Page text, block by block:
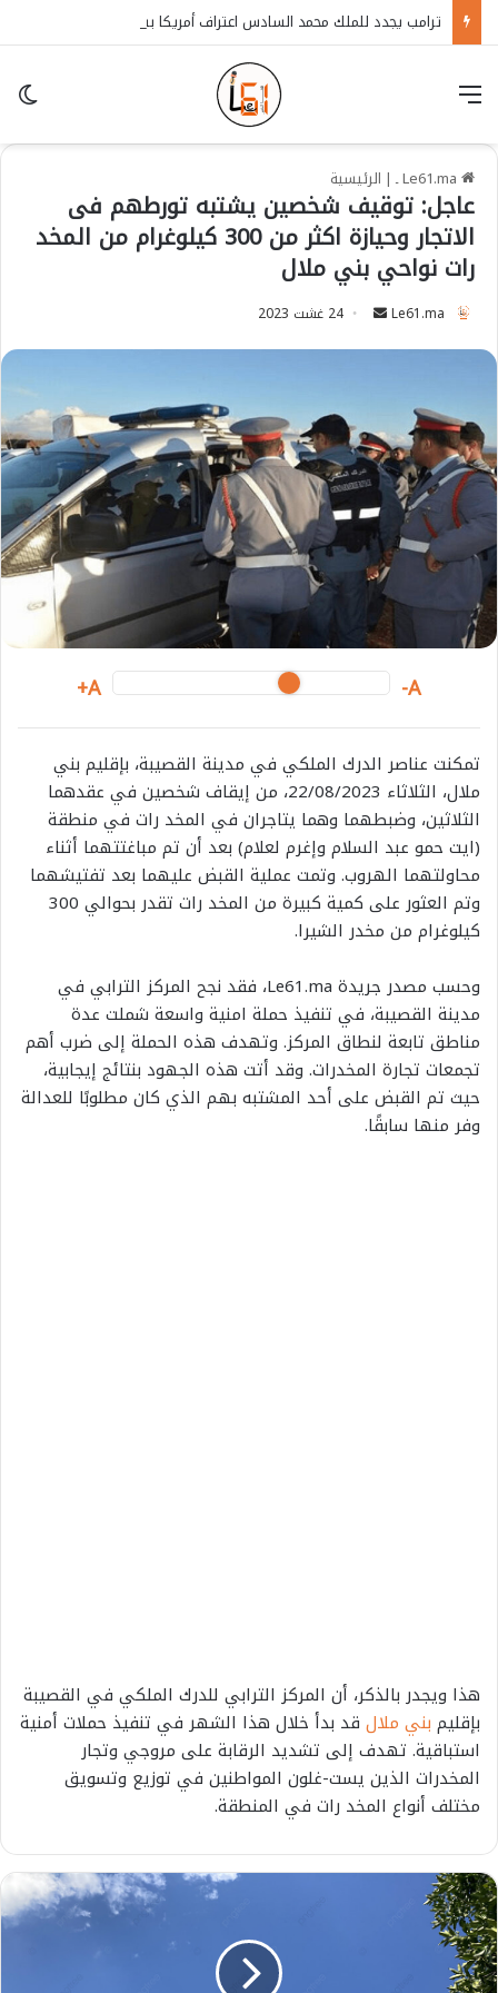
| الرئيسية
عاجل: توقيف شخصين يشتبه تورطهم فى
الاتجار وحيازة اكثر من 300 كيلوغرام من المخد
رات نواحي بني ملال
Le61.ma
n
e
a
l
24 غشت 2023
A-
A+
تمكنت عناصر الدرك الملكي في مدينة القصيبة، بإقليم بني
ملال، الثلاثاء 22/08/2023، من إيقاف شخصين في عقدهما
الثلاثين، وضبطهما وهما يتاجران في المخد رات في منطقة
(ايت حمو عبد السلام وإغرم لعلام) بعد أن تم مباغتتهما أثناء
محاولتهما الهروب. وتمت عملية القبض عليهما بعد تفتيشهما
وتم العثور على كمية كبيرة من المخد رات تقدر بحوالي 300
كيلوغرام من مخدر الشيرا.
وحسب مصدر جريدة Le61.ma، فقد نجح المركز الترابي في
مدينة القصيبة، في تنفيذ حملة امنية واسعة شملت عدة
مناطق تابعة لنطاق المركز. وتهدف هذه الحملة إلى ضرب أهم
تجمعات تجارة المخدرات. وقد أتت هذه الجهود بنتائج إيجابية،
حيث تم القبض على أحد المشتبه بهم الذي كان مطلوبًا للعدالة
وفر منها سابقًا.
هذا ويجدر بالذكر، أن المركز الترابي للدرك الملكي في القصيبة
بإقليم بني ملال قد بدأ خلال هذا الشهر في تنفيذ حملات أمنية
استباقية. تهدف إلى تشديد الرقابة على مروجي وتجار
المخدرات الذين يست-غلون المواطنين في توزيع وتسويق
مختلف أنواع المخد رات في المنطقة.
ط
ق
س
ا
ل